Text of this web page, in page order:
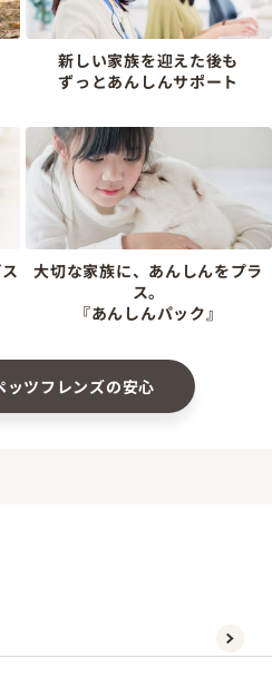
新しい家族を迎えた後も
ずっとあんしんサポート
大切な家族に、あんしんをプラ
ス。
『あんしんパック』
ッツフレンズの安心